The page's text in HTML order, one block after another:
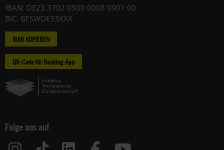
IBAN: DE23 3702 0500 0008 0901 00
BIC: BFSWDE33XXX
IBAN KOPIEREN
QR-Code für Banking-App
Folge uns auf